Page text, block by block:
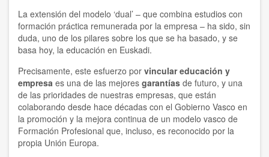
La extensión del modelo ‘dual’ – que combina estudios con
formación práctica remunerada por la empresa – ha sido, sin
duda, uno de los pilares sobre los que se ha basado, y se
basa hoy, la educación en Euskadi.
Precisamente, este esfuerzo por vincular educación y
empresa es una de las mejores garantías de futuro, y una
de las prioridades de nuestras empresas, que están
colaborando desde hace décadas con el Gobierno Vasco en
la promoción y la mejora continua de un modelo vasco de
Formación Profesional que, incluso, es reconocido por la
propia Unión Europa.